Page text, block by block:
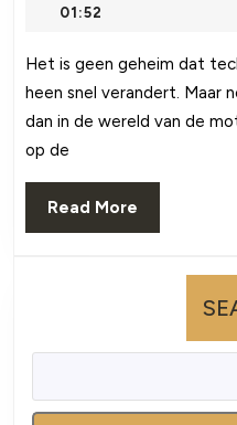
in
01:52
Het is geen geheim dat technologie de wereld om ons
heen snel verandert. Maar
dan in de wereld van de
op de
Read More
More